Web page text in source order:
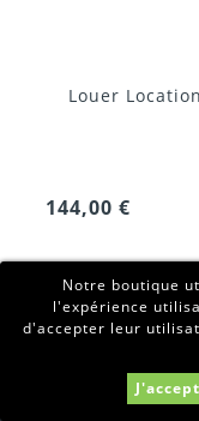
Notre boutique
l'expérience
d'accepter leur
Louer
144,00 €